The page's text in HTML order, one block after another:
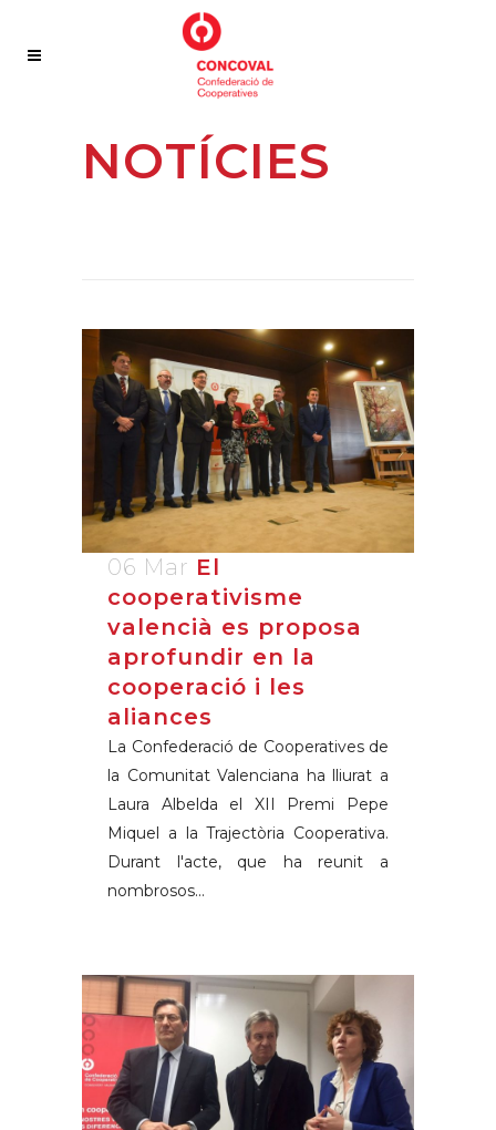
NOTÍCIES
06 Mar El
cooperativisme
valencià es proposa
aprofundir en la
cooperació i les
aliances
La Confederació de Cooperatives de
la Comunitat Valenciana ha lliurat a
Laura Albelda el XII Premi Pepe
Miquel a la Trajectòria Cooperativa.
Durant l'acte, que ha reunit a
nombrosos...